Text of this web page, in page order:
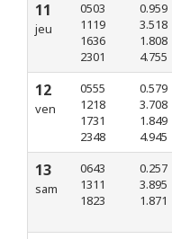
11
jeu
0503
1119
1636
2301
0.959
3.518
1.808
4.755
12
ven
0555
1218
1731
2348
0.579
3.708
1.849
4.945
13
sam
0643
1311
1823
0.257
3.895
1.871